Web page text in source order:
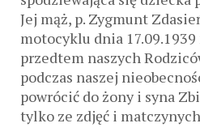
Jej mąż, p. Zygmunt
motocyklu dnia 17.09.1939
przedtem naszych
podczas naszej
powrócić do żony i syna
tylko ze zdjęć i